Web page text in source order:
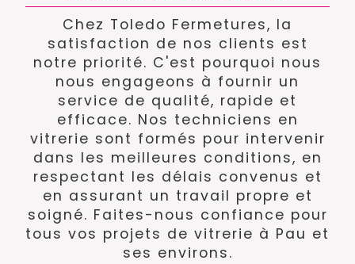
Chez Toledo Fermetures, la
satisfaction de nos clients est
notre priorité. C'est pourquoi nous
nous engageons à fournir un
service de qualité, rapide et
efficace. Nos techniciens en
vitrerie sont formés pour intervenir
dans les meilleures conditions, en
respectant les délais convenus et
en assurant un travail propre et
soigné. Faites-nous confiance pour
tous vos projets de vitrerie à Pau et
ses environs.